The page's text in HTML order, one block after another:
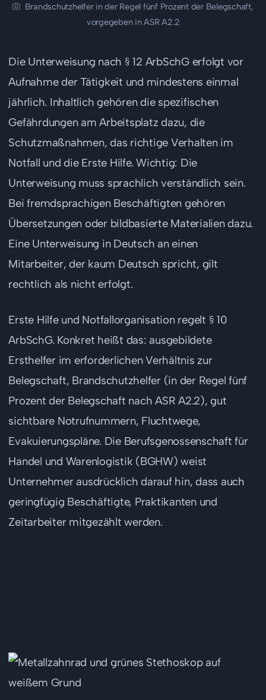
Brandschutzhelfer in der Regel fünf Prozent der Belegschaft,
vorgegeben in ASR A2.2
Die Unterweisung nach § 12 ArbSchG erfolgt vor
Aufnahme der Tätigkeit und mindestens einmal
jährlich. Inhaltlich gehören die spezifischen
Gefährdungen am Arbeitsplatz dazu, die
Schutzmaßnahmen, das richtige Verhalten im
Notfall und die Erste Hilfe. Wichtig: Die
Unterweisung muss sprachlich verständlich sein.
Bei fremdsprachigen Beschäftigten gehören
Übersetzungen oder bildbasierte Materialien dazu.
Eine Unterweisung in Deutsch an einen
Mitarbeiter, der kaum Deutsch spricht, gilt
rechtlich als nicht erfolgt.
Erste Hilfe und Notfallorganisation regelt § 10
ArbSchG. Konkret heißt das: ausgebildete
Ersthelfer im erforderlichen Verhältnis zur
Belegschaft, Brandschutzhelfer (in der Regel fünf
Prozent der Belegschaft nach ASR A2.2), gut
sichtbare Notrufnummern, Fluchtwege,
Evakuierungspläne. Die Berufsgenossenschaft für
Handel und Warenlogistik (BGHW) weist
Unternehmer ausdrücklich darauf hin, dass auch
geringfügig Beschäftigte, Praktikanten und
Zeitarbeiter mitgezählt werden.